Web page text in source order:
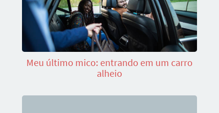
Meu último mico: entrando em um carro
alheio